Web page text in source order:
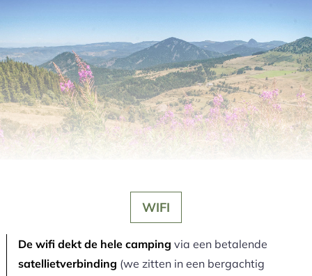
WIFI
De wifi dekt de hele camping via een betalende
satellietverbinding (we zitten in een bergachtig